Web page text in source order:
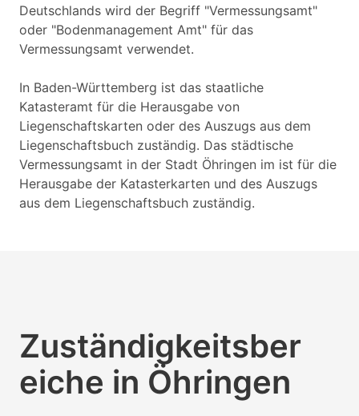
Deutschlands wird der Begriff "Vermessungsamt"
oder "Bodenmanagement Amt" für das
Vermessungsamt verwendet.
In Baden-Württemberg ist das staatliche
Katasteramt für die Herausgabe von
Liegenschaftskarten oder des Auszugs aus dem
Liegenschaftsbuch zuständig. Das städtische
Vermessungsamt in der Stadt Öhringen im ist für die
Herausgabe der Katasterkarten und des Auszugs
aus dem Liegenschaftsbuch zuständig.
Zuständigkeitsber
eiche in Öhringen